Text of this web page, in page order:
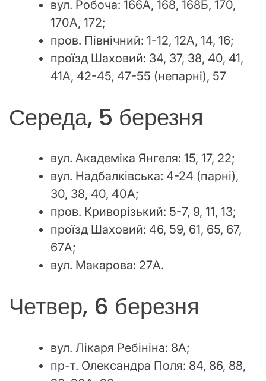
вул. Робоча: 166А, 168, 168Б, 170,
170А, 172;
пров. Північний: 1-12, 12А, 14, 16;
проїзд Шаховий: 34, 37, 38, 40, 41,
41А, 42-45, 47-55 (непарні), 57
Середа, 5 березня
вул. Академіка Янгеля: 15, 17, 22;
вул. Надбалківська: 4-24 (парні),
30, 38, 40, 40А;
пров. Криворізький: 5-7, 9, 11, 13;
проїзд Шаховий: 46, 59, 61, 65, 67,
67А;
вул. Макарова: 27А.
Четвер, 6 березня
вул. Лікаря Ребініна: 8А;
пр-т. Олександра Поля: 84, 86, 88,